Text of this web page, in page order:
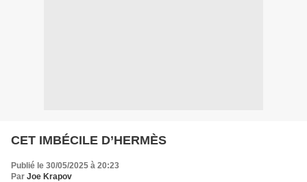
CET IMBÉCILE D’HERMÈS
Publié le 30/05/2025 à 20:23
Par Joe Krapov